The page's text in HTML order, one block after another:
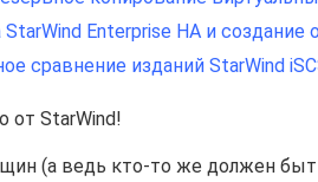
Enterprise HA и создание
сравнение изданий StarWind
от StarWind!
(а ведь кто-то же должен